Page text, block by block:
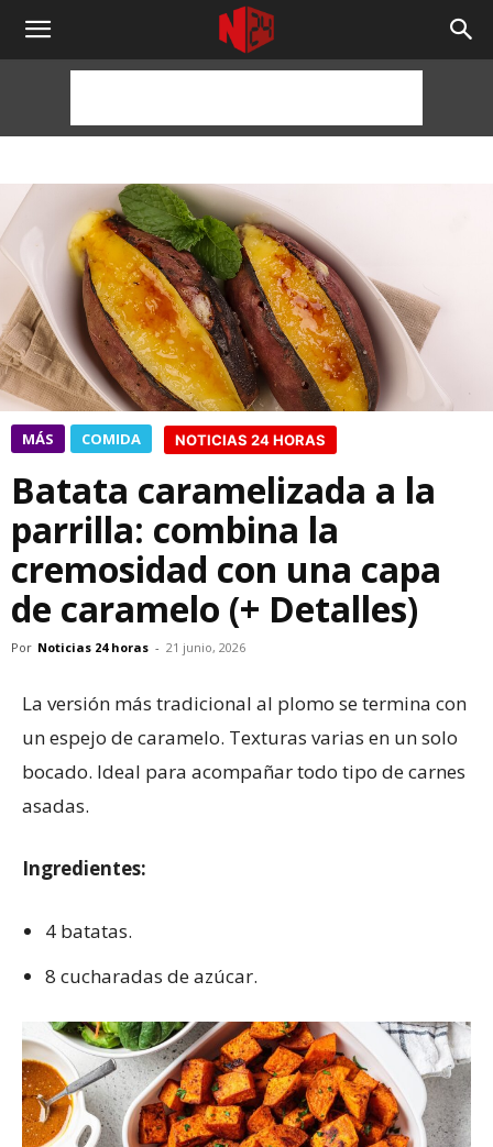
NOTICIAS
HORAS
MÁS COMIDA NOTICIAS 24 HORAS
Batata caramelizada a la
parrilla: combina la
cremosidad con una capa
de caramelo (+ Detalles)
Por Noticias 24 horas - 21 junio, 2026
La versión más tradicional al plomo se termina con
un espejo de caramelo. Texturas varias en un solo
bocado. Ideal para acompañar todo tipo de carnes
asadas.
Ingredientes:
4 batatas.
8 cucharadas de azúcar.